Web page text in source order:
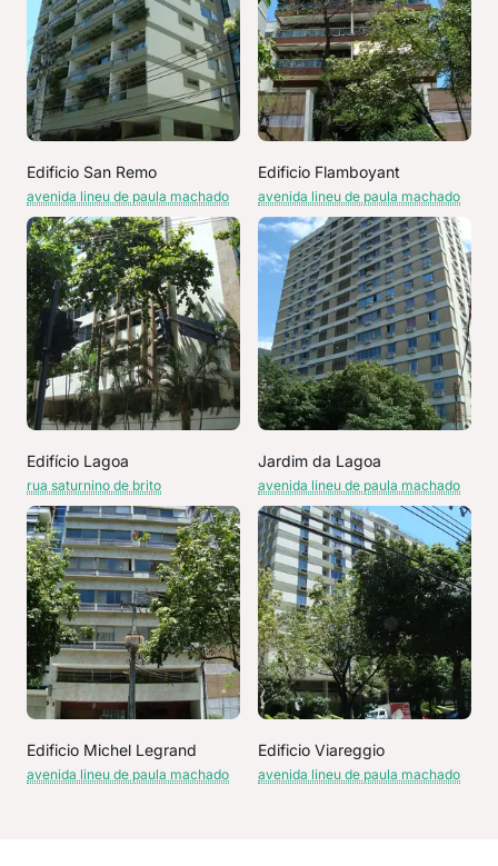
Edificio San Remo
avenida lineu de paula machado
Edificio Flamboyant
avenida lineu de paula machado
Edifício Lagoa
rua saturnino de brito
Jardim da Lagoa
avenida lineu de paula machado
Edificio Michel Legrand
avenida lineu de paula machado
Edificio Viareggio
avenida lineu de paula machado